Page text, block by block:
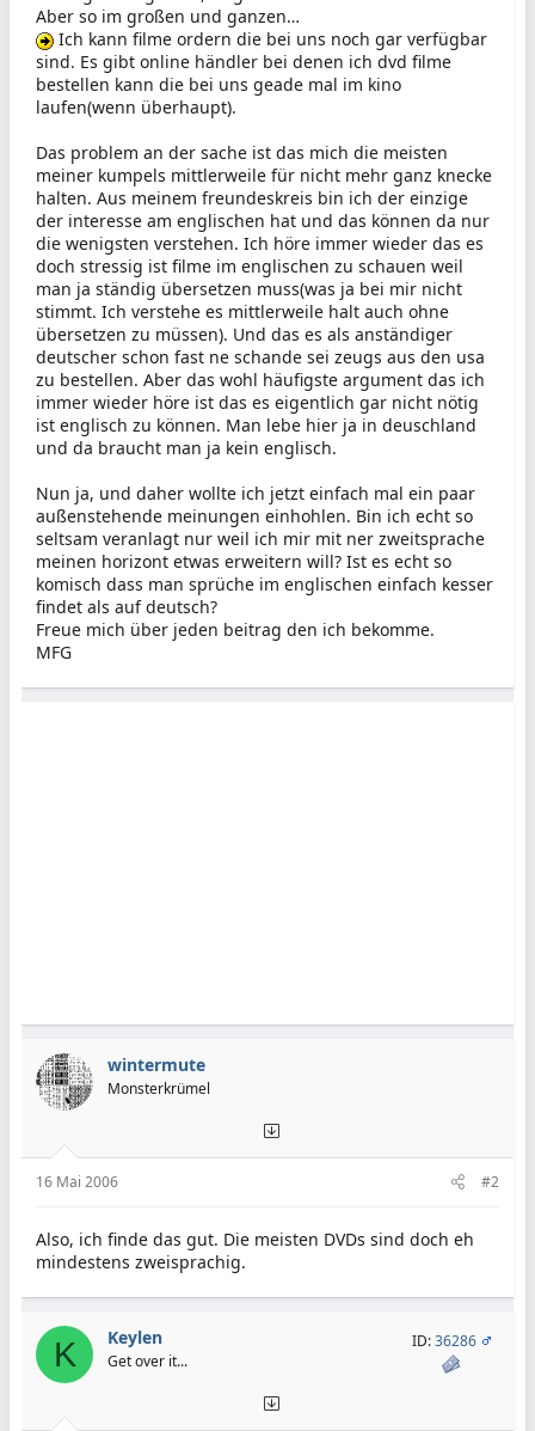
Aber so im großen und ganzen…
Ich kann filme ordern die bei uns noch gar verfügbar
sind. Es gibt online händler bei denen ich dvd filme
bestellen kann die bei uns geade mal im kino
laufen(wenn überhaupt).
Das problem an der sache ist das mich die meisten
meiner kumpels mittlerweile für nicht mehr ganz knecke
halten. Aus meinem freundeskreis bin ich der einzige
der interesse am englischen hat und das können da nur
die wenigsten verstehen. Ich höre immer wieder das es
doch stressig ist filme im englischen zu schauen weil
man ja ständig übersetzen muss(was ja bei mir nicht
stimmt. Ich verstehe es mittlerweile halt auch ohne
übersetzen zu müssen). Und das es als anständiger
deutscher schon fast ne schande sei zeugs aus den usa
zu bestellen. Aber das wohl häufigste argument das ich
immer wieder höre ist das es eigentlich gar nicht nötig
ist englisch zu können. Man lebe hier ja in deuschland
und da braucht man ja kein englisch.
Nun ja, und daher wollte ich jetzt einfach mal ein paar
außenstehende meinungen einhohlen. Bin ich echt so
seltsam veranlagt nur weil ich mir mit ner zweitsprache
meinen horizont etwas erweitern will? Ist es echt so
komisch dass man sprüche im englischen einfach kesser
findet als auf deutsch?
Freue mich über jeden beitrag den ich bekomme.
MFG
wintermute
Monsterkrümel
16 Mai 2006 #2
Also, ich finde das gut. Die meisten DVDs sind doch eh
mindestens zweisprachig.
K Keylen
Get over it...
ID:36286